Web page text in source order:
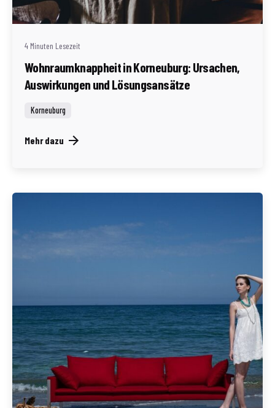
Redaktion Immofragen Bezirk: Korneuburg (AT)
4 Minuten Lesezeit
Wohnraumknappheit in Korneuburg: Ursachen,
Auswirkungen und Lösungsansätze
Korneuburg
Mehr dazu